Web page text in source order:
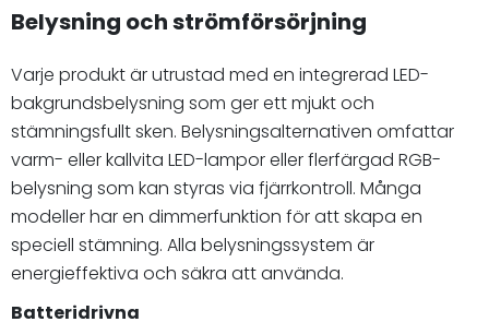
Belysning och strömförsörjning
Varje produkt är utrustad med en integrerad LED-
bakgrundsbelysning som ger ett mjukt och
stämningsfullt sken. Belysningsalternativen omfattar
varm- eller kallvita LED-lampor eller flerfärgad RGB-
belysning som kan styras via fjärrkontroll. Många
modeller har en dimmerfunktion för att skapa en
speciell stämning. Alla belysningssystem är
energieffektiva och säkra att använda.
Batteridrivna